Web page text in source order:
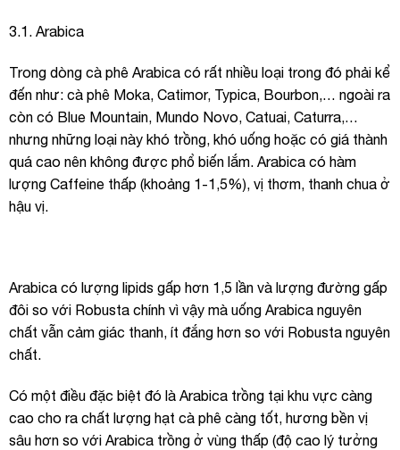
3.1. Arabica
Trong dòng cà phê Arabica có rất nhiều loại trong đó phải kể
đến như: cà phê Moka, Catimor, Typica, Bourbon,… ngoài ra
còn có Blue Mountain, Mundo Novo, Catuai, Caturra,…
nhưng những loại này khó trồng, khó uống hoặc có giá thành
quá cao nên không được phổ biến lắm. Arabica có hàm
lượng Caffeine thấp (khoảng 1-1,5%), vị thơm, thanh chua ở
hậu vị.
Arabica có lượng lipids gấp hơn 1,5 lần và lượng đường gấp
đôi so với Robusta chính vì vậy mà uống Arabica nguyên
chất vẫn cảm giác thanh, ít đắng hơn so với Robusta nguyên
chất.
Có một điều đặc biệt đó là Arabica trồng tại khu vực càng
cao cho ra chất lượng hạt cà phê càng tốt, hương bền vị
sâu hơn so với Arabica trồng ở vùng thấp (độ cao lý tưởng